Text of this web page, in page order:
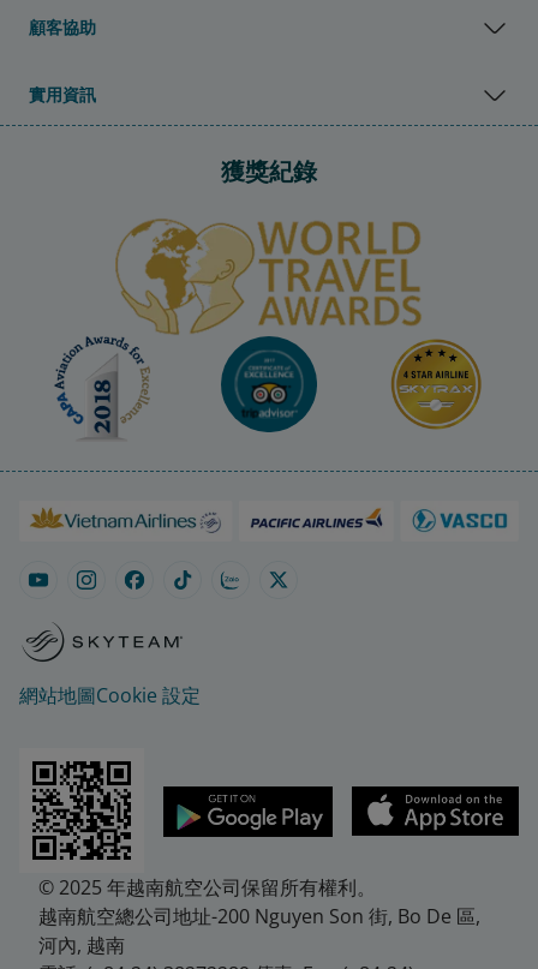
顧客協助
實用資訊
獲獎紀錄
網站地圖Cookie 設定
© 2025 年越南航空公司保留所有權利。
越南航空總公司地址-200 Nguyen Son 街, Bo De 區,
河內, 越南